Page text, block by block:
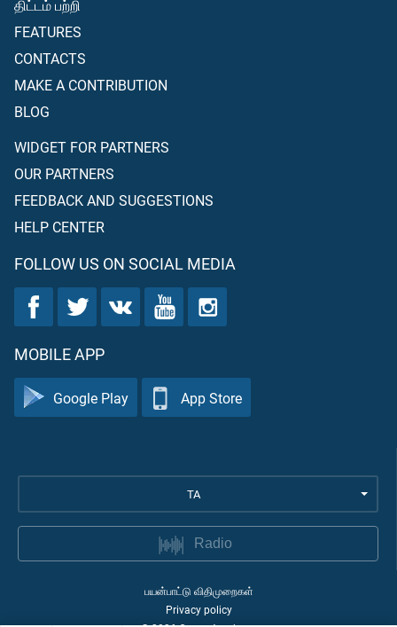
திட்டம் பற்றி
FEATURES
CONTACTS
MAKE A CONTRIBUTION
BLOG
WIDGET FOR PARTNERS
OUR PARTNERS
FEEDBACK AND SUGGESTIONS
HELP CENTER
FOLLOW US ON SOCIAL MEDIA
MOBILE APP
Google Play App Store
TA
Radio
பயன்பாட்டு விதிமுறைகள்
Privacy policy